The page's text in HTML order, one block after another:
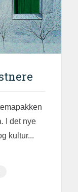
I det nye
kultur...